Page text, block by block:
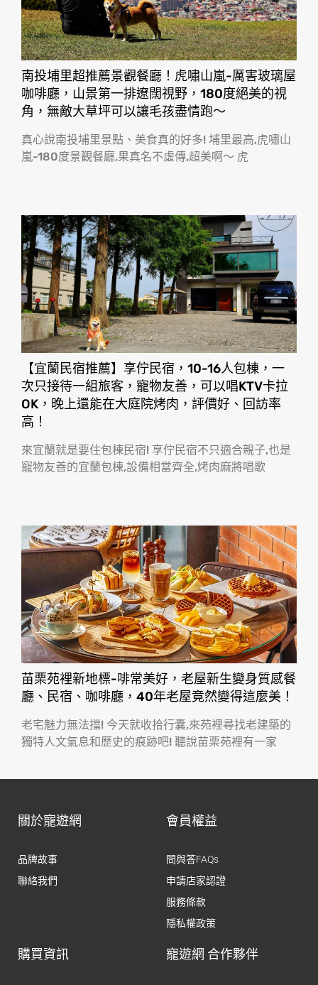
南投埔里超推薦景觀餐廳！虎嘯山嵐-厲害玻璃屋
咖啡廳，山景第一排遼闊視野，180度絕美的視
角，無敵大草坪可以讓毛孩盡情跑〜
真心說南投埔里景點、美食真的好多! 埔里最高,虎嘯山
嵐-180度景觀餐廳,果真名不虛傳,超美啊〜 虎
【宜蘭民宿推薦】享佇民宿，10-16人包棟，一
次只接待一組旅客，寵物友善，可以唱KTV卡拉
OK，晚上還能在大庭院烤肉，評價好、回訪率
高！
來宜蘭就是要住包棟民宿! 享佇民宿不只適合親子,也是
寵物友善的宜蘭包棟,設備相當齊全,烤肉麻將唱歌
苗栗苑裡新地標-啡常美好，老屋新生變身質感餐
廳、民宿、咖啡廳，40年老屋竟然變得這麼美！
老宅魅力無法擋! 今天就收拾行囊,來苑裡尋找老建築的
獨特人文氣息和歷史的痕跡吧! 聽說苗栗苑裡有一家
關於寵遊網
品牌故事
聯絡我們
會員權益
問與答FAQs
申請店家認證
服務條款
隱私權政策
購買資訊 寵遊網 合作夥伴